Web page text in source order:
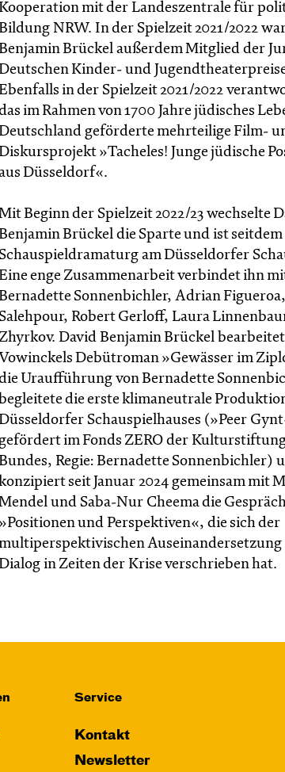
Kooperation mit der Landeszentrale für
Bildung NRW. In der Spielzeit 2021/2022
Benjamin Brückel außerdem Mitglied der
Kinder- und
Ebenfalls in der Spielzeit 2021/2022
im Rahmen von 1700 Jahre jüdisches
geförderte mehrteilige Film-
»Tacheles! Junge jüdische
Düsseldorf«.
Beginn der Spielzeit 2022/23 wechselte
Benjamin Brückel die Sparte und ist seitdem
am Düsseldorfer
Eine enge Zusammenarbeit verbindet ihn
Bernadette Sonnenbichler, Adrian
Robert Gerloff, Laura
David Benjamin Brückel
Vowinckels Debütroman »Gewässer im
Uraufführung von Bernadette
begleitete die erste klimaneutrale
Schauspielhauses (»Peer
gefördert im Fonds ZERO der
Bundes, Regie: Bernadette Sonnenbichler)
seit Januar 2024 gemeinsam mit
und Saba-Nur Cheema die
»Positionen und Perspektiven«, die sich der
Auseinandersetzung
in Zeiten der Krise verschrieben hat.
Service
Kontakt
Newsletter